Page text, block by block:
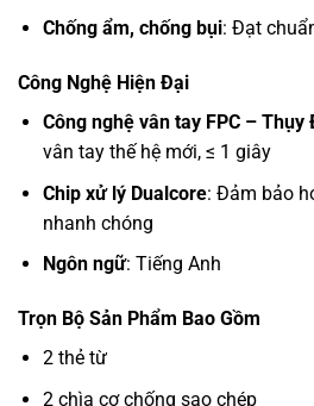
Chống ẩm, chống bụi: Đạt
Công Nghệ Hiện Đại
Công nghệ vân tay FPC – Thụy
vân tay thế hệ mới, ≤ 1 giây
Chip xử lý Dualcore: Đảm bảo
nhanh chóng
Ngôn ngữ: Tiếng Anh
Trọn Bộ Sản Phẩm Bao Gồm
2 thẻ từ
2 chìa cơ chống sao chép